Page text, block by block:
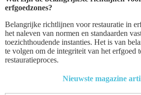
erfgoedzones?
Belangrijke richtlijnen voor restauratie in
het naleven van normen en standaarden
toezichthoudende instanties. Het is van
te volgen om de integriteit van het erfgoed
restauratieproces.
Nieuwste magazine